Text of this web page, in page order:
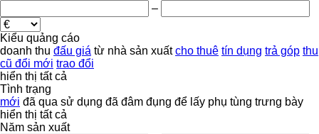
–
Kiểu quảng cáo
doanh thu đấu giá từ nhà sản xuất cho thuê tín dụng trả góp thu
cũ đổi mới trao đổi
hiển thị tất cả
Tình trạng
mới đã qua sử dụng đã đâm đụng để lấy phụ tùng trưng bày
hiển thị tất cả
Năm sản xuất